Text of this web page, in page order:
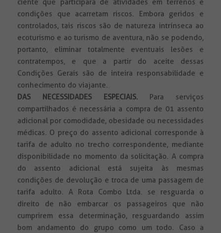
ciente que participará de atividades em terrenos e
condições que acarretam riscos. Embora geridos e
controlados, tais riscos são de natureza intrínseca ao
ecoturismo e ao turismo de aventura, não se podendo,
portanto, eliminar totalmente eventuais lesões e
contratempos, e que a partir do aceite dessas
Condições Gerais são de inteira responsabilidade e
conhecimento do viajante.
DAS NECESSIDADES ESPECIAIS. Para serviços
compartilhados é necessária a compra de 01 assento
adicional por comodidade, obesidade ou necessidades
médicas. O preço do assento adicional corresponde à
tarifa de adulto no trecho correspondente, mediante
disponibilidade no momento da solicitação. A compra
do assento adicional está sujeita às mesmas
condições de devolução e troca de uma passagem de
tarifa adulto. A Rota Combo Ltda. se resguarda o
direito de não embarcar os passageiros que não
cumprirem essa determinação, resguardando assim
bom andamento do grupo como um todo. Caso a